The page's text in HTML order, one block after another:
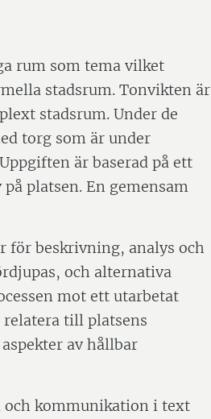
rum som tema vilket
stadsrum. Tonvikten är
stadsrum. Under de
torg som är under
är baserad på ett
platsen. En gemensam
för beskrivning, analys och
och alternativa
mot ett utarbetat
relatera till platsens
av hållbar
kommunikation i text